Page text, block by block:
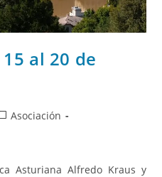
al 20 de
Asociación
Asturiana Alfredo Kraus y